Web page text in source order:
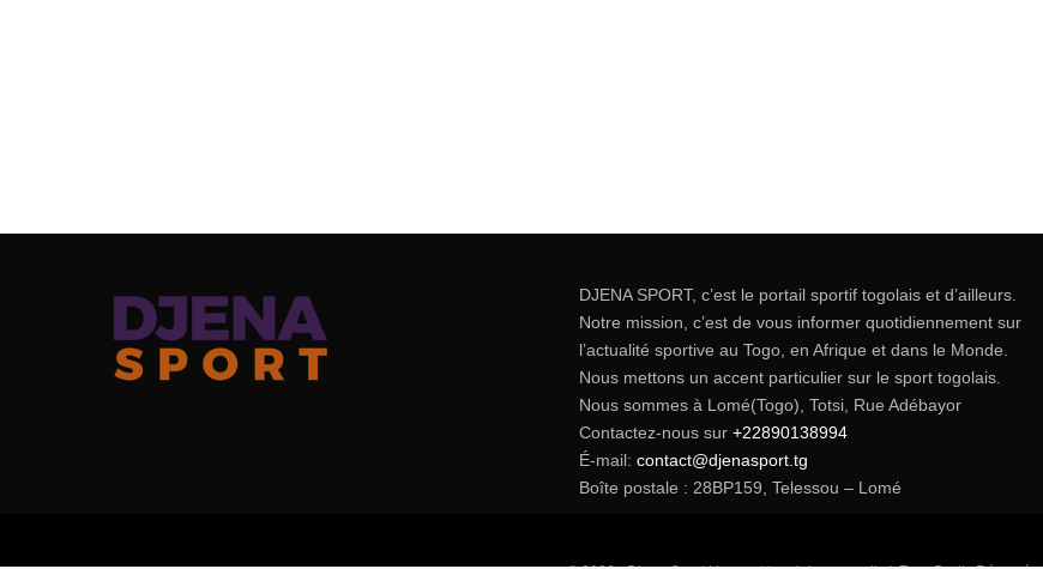
DJENA SPORT, c’est le portail sportif togolais et d’ailleurs.
Notre mission, c’est de vous informer quotidiennement sur
l’actualité sportive au Togo, en Afrique et dans le Monde.
Nous mettons un accent particulier sur le sport togolais.
Nous sommes à Lomé(Togo), Totsi, Rue Adébayor
Contactez-nous sur +22890138994
É-mail: contact@djenasport.tg
Boîte postale : 28BP159, Telessou – Lomé